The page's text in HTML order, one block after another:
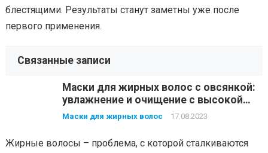
блестящими. Результаты станут заметны уже после
первого применения.
Связанные записи
Маски для жирных волос с овсянкой:
увлажнение и очищение с высокой
эффективностью
Маски для жирных волос 17.08.2023
Жирные волосы – проблема, с которой сталкиваются